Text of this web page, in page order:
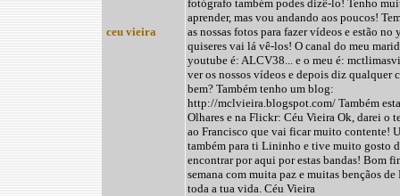
ceu vieira
fotógrafo também podes dizê-lo! Tenho
aprender, mas vou andando aos poucos!
as nossas fotos para fazer vídeos e estão no
quiseres vai lá vê-los! O canal do meu
youtube é: ALCV38... e o meu é:
ver os nossos vídeos e depois diz qualquer
bem? Também tenho um blog:
http://mclvieira.blogspot.com/ Também
Olhares e na Flickr: Céu Vieira Ok, darei o
ao Francisco que vai ficar muito contente!
também para ti Lininho e tive muito gosto
encontrar por aqui por estas bandas! Bom
semana com muita paz e muitas bençãos de
toda a tua vida. Céu Vieira